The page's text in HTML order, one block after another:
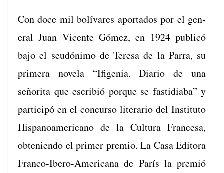
Con doce mil bolí­vares apor­ta­dos por el gen­
er­al Juan Vicente Gómez, en 1924 pub­licó
bajo el seudón­i­mo de Tere­sa de la Par­ra, su
primera nov­ela “Ifi­ge­nia. Diario de una
señori­ta que escribió porque se fas­tidi­a­ba” y
par­ticipó en el con­cur­so lit­er­ario del Insti­tu­to
His­panoamer­i­cano de la Cul­tura France­sa,
obte­nien­do el primer pre­mio. La Casa Edi­to­ra
Fran­co-Ibero-Amer­i­cana de París la pre­mió